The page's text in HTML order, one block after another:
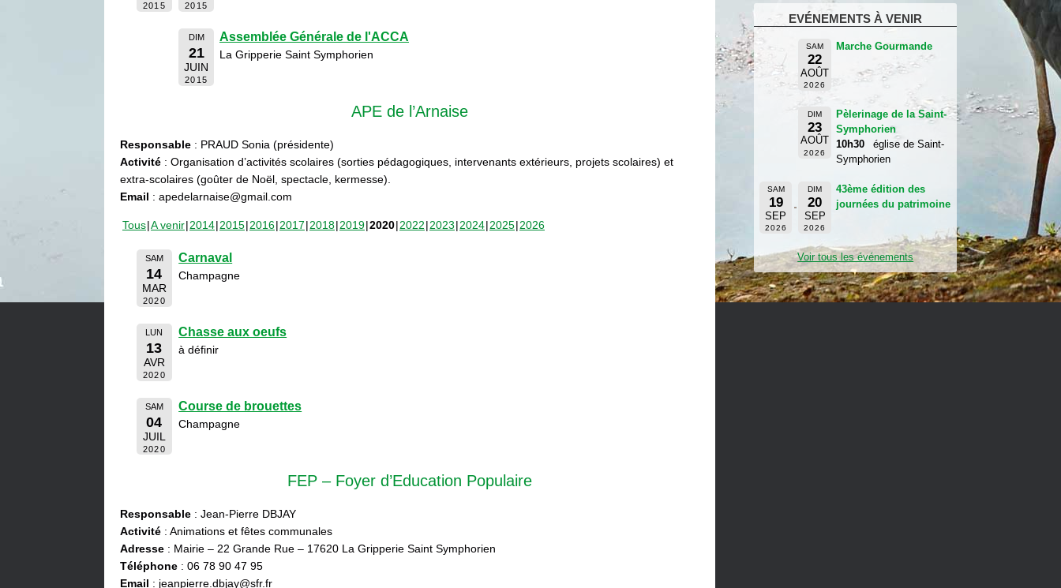
2015 2015
DIM
21
JUIN
2015
Assemblée Générale de l'ACCA
La Gripperie Saint Symphorien
APE de l’Arnaise
Responsable : PRAUD Sonia (présidente)
Activité : Organisation d’activités scolaires (sorties pédagogiques, intervenants extérieurs, projets scolaires) et
extra-scolaires (goûter de Noël, spectacle, kermesse).
Email : apedelarnaise@gmail.com
Tous A venir 2014 2015 2016 2017 2018 2019 2020 2022 2023 2024 2025 2026
SAM
14
MAR
2020
Carnaval
Champagne
LUN
13
AVR
2020
Chasse aux oeufs
à définir
SAM
04
JUIL
2020
Course de brouettes
Champagne
FEP – Foyer d’Education Populaire
Responsable : Jean-Pierre DBJAY
Activité : Animations et fêtes communales
Adresse : Mairie – 22 Grande Rue – 17620 La Gripperie Saint Symphorien
Téléphone : 06 78 90 47 95
Email : jeanpierre.dbjay@sfr.fr
EVÉNEMENTS À VENIR
SAM
22
AOÛT
2026
Marche Gourmande
DIM
23
AOÛT
2026
Pèlerinage de la Saint-
Symphorien
10h30
église de Saint-
Symphorien
SAM
19
SEP
2026
DIM
20
SEP
2026
43ème édition des
journées du patrimoine
Voir tous les événements